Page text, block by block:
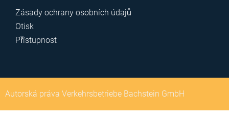
Zásady ochrany osobních údajů
Otisk
Přístupnost
Autorská práva Verkehrsbetriebe Bachstein GmbH